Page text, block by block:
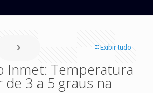
Exibir tudo
Inmet: Temperatura
de 3 a 5 graus na